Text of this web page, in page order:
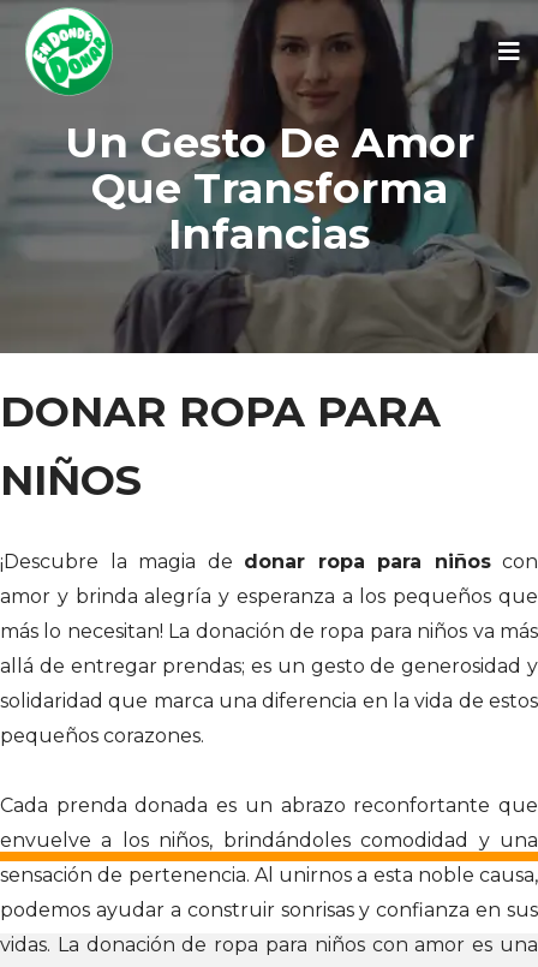
Un Gesto De Amor
Que Transforma
Infancias
DONAR ROPA PARA
NIÑOS
¡Descubre la magia de donar ropa para niñoscon
amor y brinda alegría y esperanza a los pequeños que
más lo necesitan! La donación de ropa para niños va más
allá de entregar prendas; es un gesto de generosidad y
solidaridad que marca una diferencia en la vida de estos
pequeños corazones.
Cada prenda donada es un abrazo reconfortante que
envuelve a los niños, brindándoles comodidad y una
sensación de pertenencia. Al unirnos a esta noble causa,
podemos ayudar a construir sonrisas y confianza en sus
vidas. La donación de ropa para niños con amor es una